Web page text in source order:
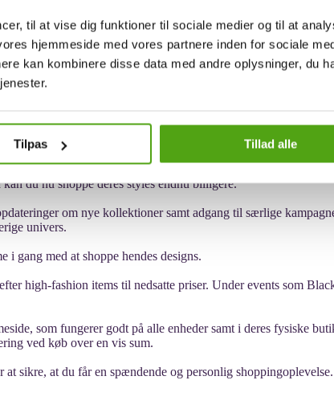
til at vise dig funktioner til sociale medier og til at
hjemmeside med vores partnere inden for sociale
kan kombinere disse data med andre oplysninger, du
Tilpas Tillad alle
at inspirere kvinder over hele verden til at være modige i
inden for modeverdenen.
designs til den stilbevidste kvinde. Stine Goya ønsker
du nu shoppe deres styles endnu billigere.
om nye kollektioner samt adgang til særlige
univers.
i gang med at shoppe hendes designs.
high-fashion items til nedsatte priser. Under events som
som fungerer godt på alle enheder samt i deres fysiske
ved køb over en vis sum.
sikre, at du får en spændende og personlig